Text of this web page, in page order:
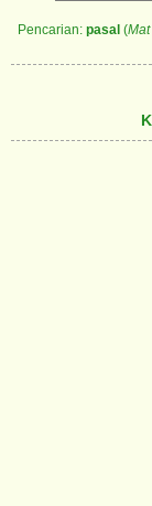
Pencarian: pasal (Mat